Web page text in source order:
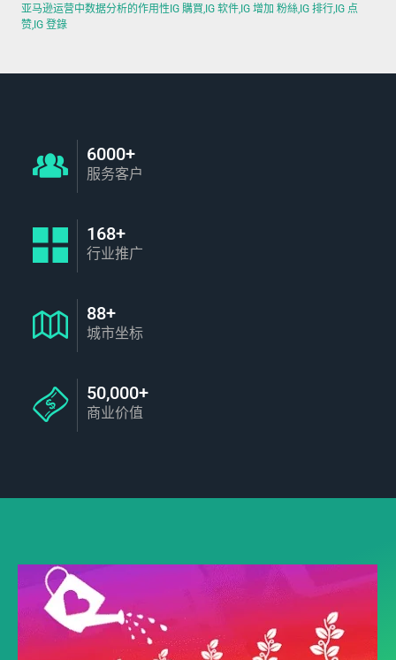
亚马逊运营中数据分析的作用性IG 購買,IG 软件,IG 增加 粉絲,IG 排行,IG 点
赞,IG 登錄
6000+
服务客户
168+
行业推广
88+
城市坐标
50,000+
商业价值